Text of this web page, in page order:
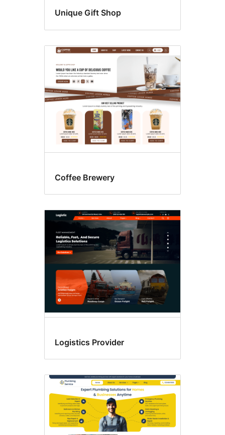
Unique Gift Shop
Coffee Brewery
Logistics Provider